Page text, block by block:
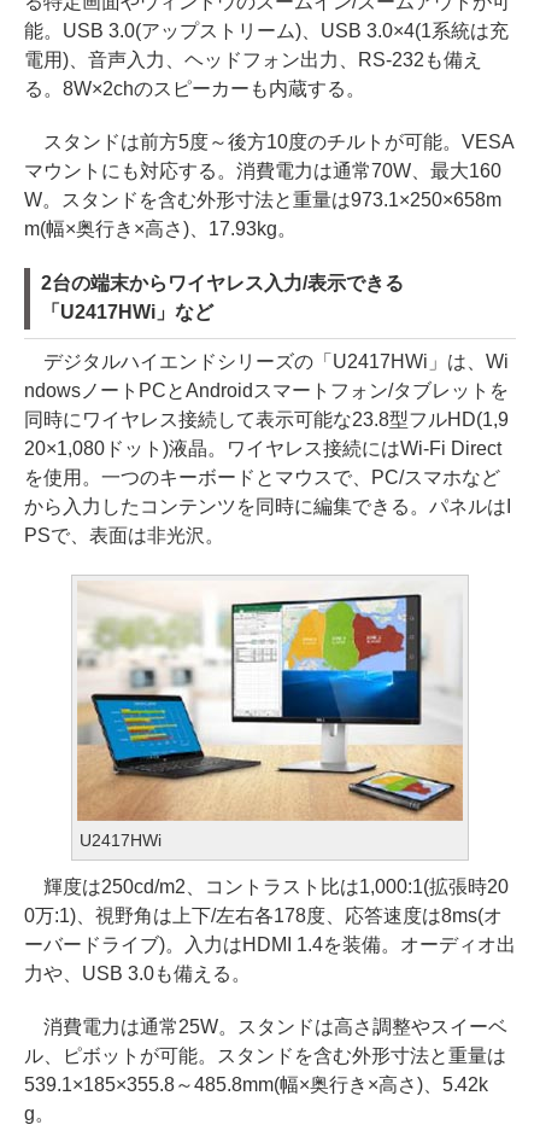
能。USB 3.0(アップストリーム)、USB 3.0×4(1系統は充
電用)、音声入力、ヘッドフォン出力、RS-232も備え
る。8W×2chのスピーカーも内蔵する。
スタンドは前方5度～後方10度のチルトが可能。VESA
マウントにも対応する。消費電力は通常70W、最大160
W。スタンドを含む外形寸法と重量は973.1×250×658m
m(幅×奥行き×高さ)、17.93kg。
2台の端末からワイヤレス入力/表示できる
「U2417HWi」など
デジタルハイエンドシリーズの「U2417HWi」は、Wi
ndowsノートPCとAndroidスマートフォン/タブレットを
同時にワイヤレス接続して表示可能な23.8型フルHD(1,9
20×1,080ドット)液晶。ワイヤレス接続にはWi-Fi Direct
を使用。一つのキーボードとマウスで、PC/スマホなど
から入力したコンテンツを同時に編集できる。パネルはI
PSで、表面は非光沢。
U2417HWi
輝度は250cd/m2、コントラスト比は1,000:1(拡張時20
0万:1)、視野角は上下/左右各178度、応答速度は8ms(オ
ーバードライブ)。入力はHDMI 1.4を装備。オーディオ出
力や、USB 3.0も備える。
消費電力は通常25W。スタンドは高さ調整やスイーベ
ル、ピボットが可能。スタンドを含む外形寸法と重量は
539.1×185×355.8～485.8mm(幅×奥行き×高さ)、5.42k
g。